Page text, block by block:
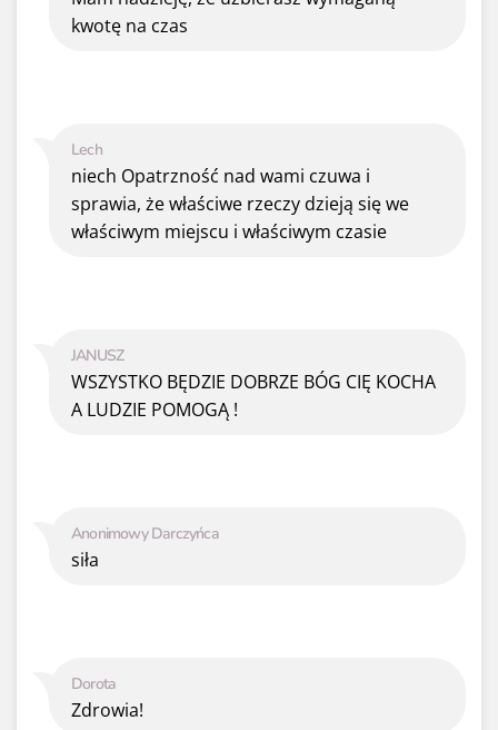
Dorota
Zdrowia!
Anonimowy Darczyńca
siła
JANUSZ
WSZYSTKO BĘDZIE DOBRZE BÓG CIĘ KOCHA
A LUDZIE POMOGĄ !
Lech
niech Opatrzność nad wami czuwa i
sprawia, że właściwe rzeczy dzieją się we
właściwym miejscu i właściwym czasie
kwotę na czas